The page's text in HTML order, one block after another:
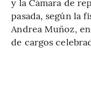
pasada, según la
Andrea Muñoz,
de cargos